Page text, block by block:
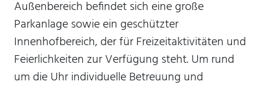
Außenbereich befindet sich eine große
Parkanlage sowie ein geschützter
Innenhofbereich, der für Freizeitaktivitäten und
Feierlichkeiten zur Verfügung steht. Um rund
um die Uhr individuelle Betreuung und
1 Jahr
mtm_consent oder
mtm_consent_removed